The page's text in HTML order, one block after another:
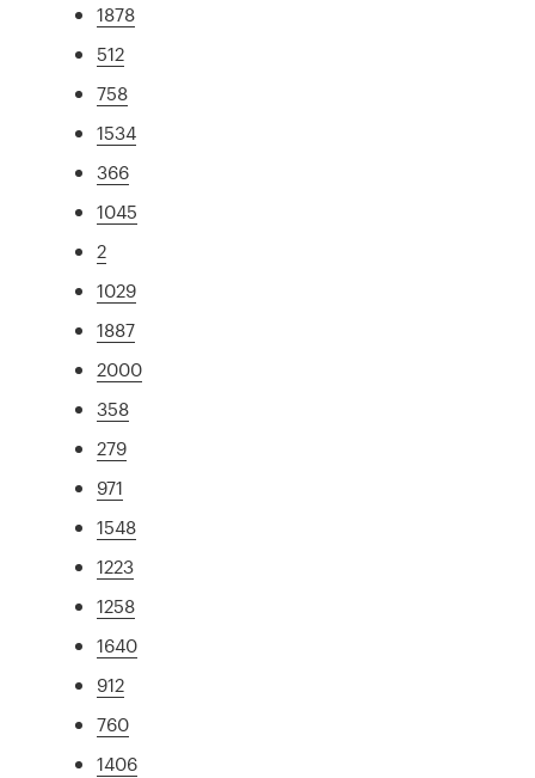
1878
512
758
1534
366
1045
2
1029
1887
2000
358
279
971
1548
1223
1258
1640
912
760
1406